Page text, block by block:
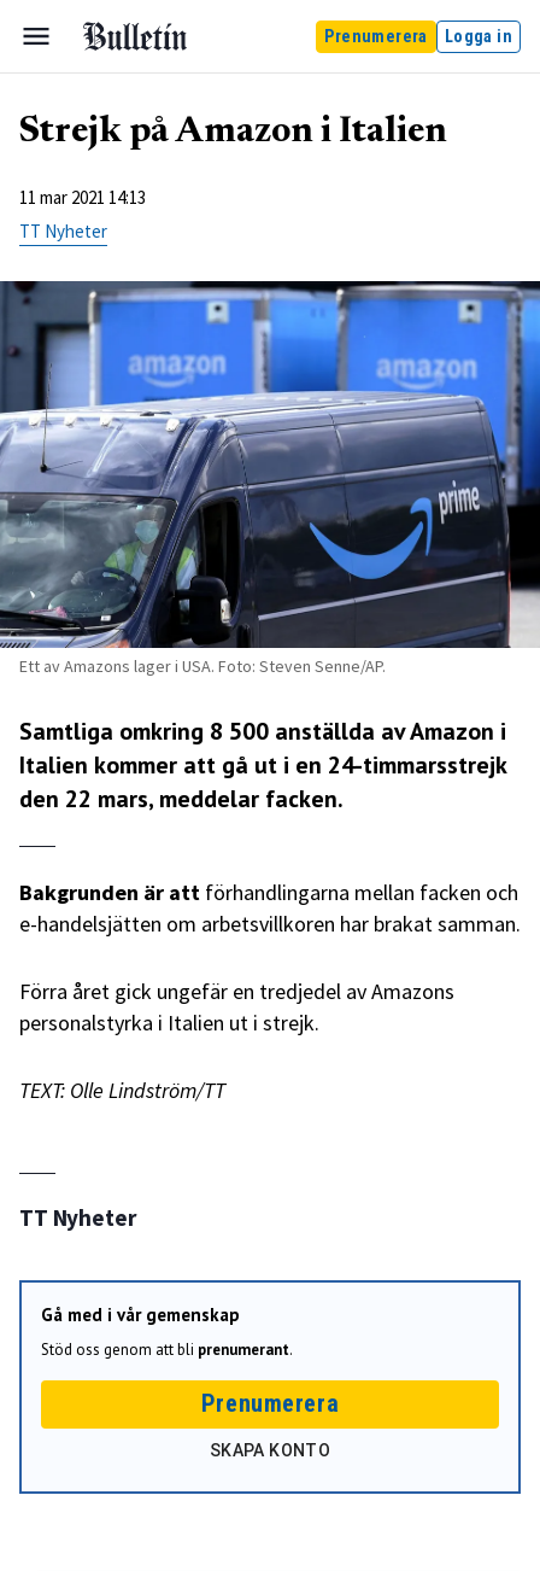
Prenumerera Logga in
Strejk på Amazon i Italien
11 mar 2021 14:13
TT Nyheter
Ett av Amazons lager i USA. Foto: Steven Senne/AP.
Samtliga omkring 8 500 anställda av Amazon i
Italien kommer att gå ut i en 24-timmarsstrejk
den 22 mars, meddelar facken.
Bakgrunden är att förhandlingarna mellan facken och
e-handelsjätten om arbetsvillkoren har brakat samman.
Förra året gick ungefär en tredjedel av Amazons
personalstyrka i Italien ut i strejk.
TEXT: Olle Lindström/TT
TT Nyheter
Gå med i vår gemenskap
Stöd oss genom att bli prenumerant.
Prenumerera
SKAPA KONTO